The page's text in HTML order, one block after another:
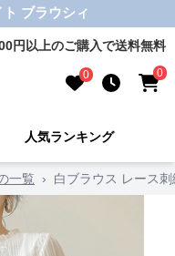
ブラウシィ
円以上のご購入で送料無料
0 0
人気ランキング
一覧 › 白ブラウス レース